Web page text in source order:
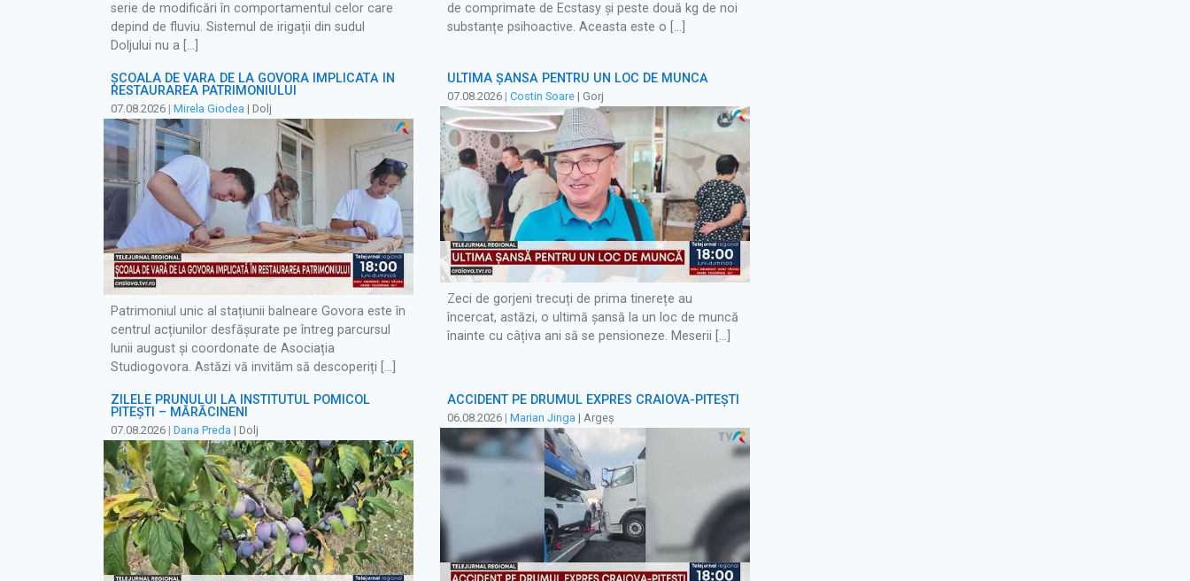
serie de modificări în comportamentul celor care
depind de fluviu. Sistemul de irigații din sudul
Doljului nu a […]
de comprimate de Ecstasy și peste două kg de noi
substanțe psihoactive. Aceasta este o […]
ȘCOALA DE VARĂ DE LA GOVORA IMPLICATĂ ÎN
RESTAURAREA PATRIMONIULUI
07.08.2026 | Mirela Giodea | Dolj
Patrimoniul unic al stațiunii balneare Govora este în
centrul acțiunilor desfășurate pe întreg parcursul
lunii august și coordonate de Asociația
Studiogovora. Astăzi vă invităm să descoperiți […]
ULTIMA ȘANSĂ PENTRU UN LOC DE MUNCĂ
07.08.2026 | Costin Soare | Gorj
Zeci de gorjeni trecuți de prima tinerețe au
încercat, astăzi, o ultimă șansă la un loc de muncă
înainte cu câțiva ani să se pensioneze. Meserii […]
ZILELE PRUNULUI LA INSTITUTUL POMICOL
PITEȘTI – MĂRĂCINENI
07.08.2026 | Dana Preda | Dolj
ACCIDENT PE DRUMUL EXPRES CRAIOVA-PITEȘTI
06.08.2026 | Marian Jinga | Argeș